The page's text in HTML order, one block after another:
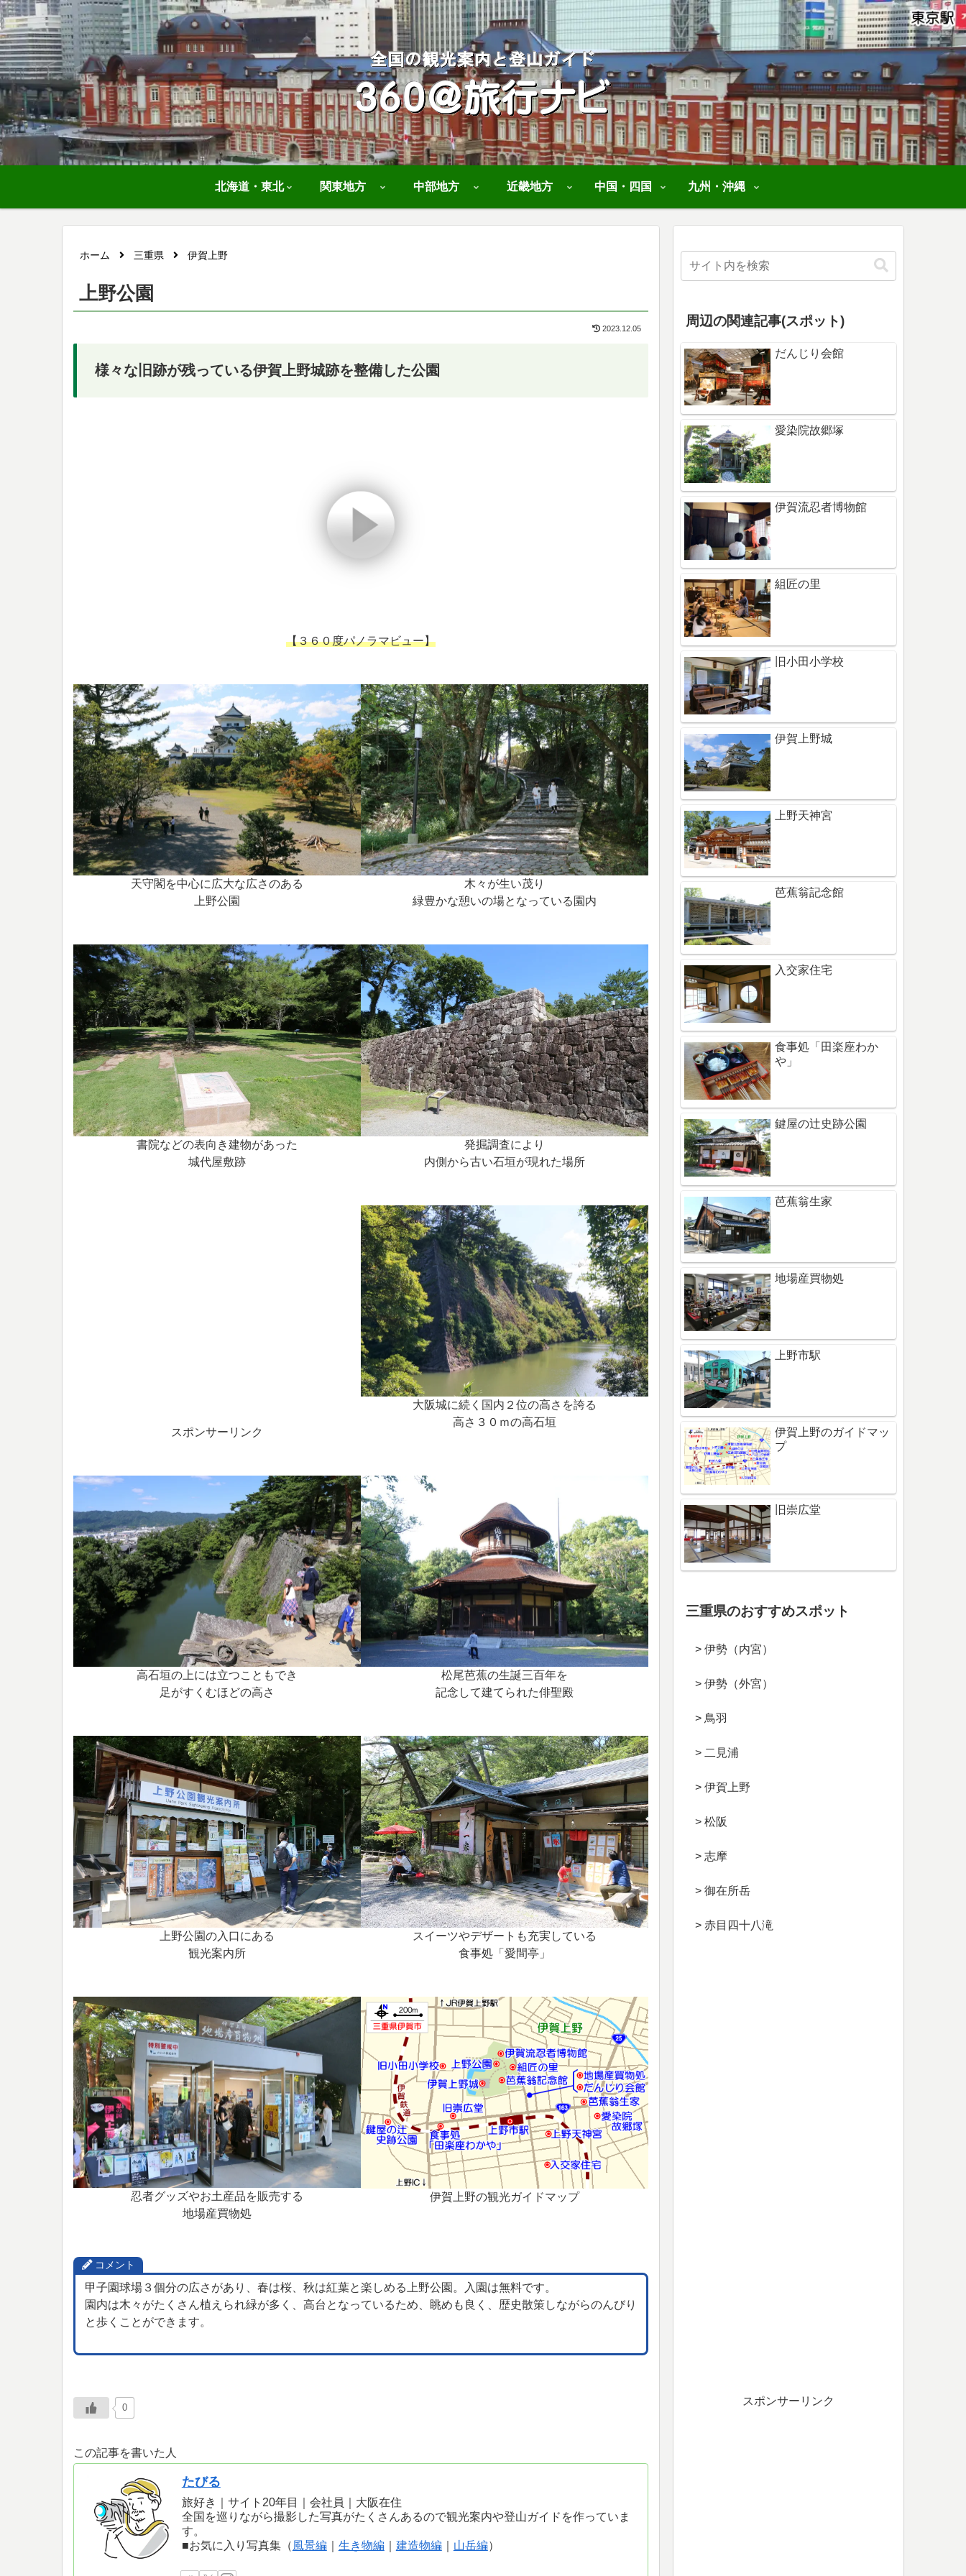
北海道・東北 関東地方 中部地方 近畿地方 中国・四国 九州・沖縄
ホーム 三重県 伊賀上野
上野公園
2023.12.05
様々な旧跡が残っている伊賀上野城跡を整備した公園
【３６０度パノラマビュー】
天守閣を中心に広大な広さのある
上野公園
木々が生い茂り
緑豊かな憩いの場となっている園内
書院などの表向き建物があった
城代屋敷跡
発掘調査により
内側から古い石垣が現れた場所
スポンサーリンク
大阪城に続く国内２位の高さを誇る
高さ３０ｍの高石垣
高石垣の上には立つこともでき
足がすくむほどの高さ
松尾芭蕉の生誕三百年を
記念して建てられた俳聖殿
上野公園の入口にある
観光案内所
スイーツやデザートも充実している
食事処「愛間亭」
忍者グッズやお土産品を販売する
地場産買物処
伊賀上野の観光ガイドマップ
コメント
甲子園球場３個分の広さがあり、春は桜、秋は紅葉と楽しめる上野公園。入園は無料です。
園内は木々がたくさん植えられ緑が多く、高台となっているため、眺めも良く、歴史散策しながらのんびり
と歩くことができます。
0
この記事を書いた人
たびる
旅好き｜サイト20年目｜会社員｜大阪在住
全国を巡りながら撮影した写真がたくさんあるので観光案内や登山ガイドを作っていま
す。
■お気に入り写真集（ 風景編｜ 生き物編｜ 建造物編｜ 山岳編）
周辺の関連記事(スポット)
だんじり会館
愛染院故郷塚
伊賀流忍者博物館
組匠の里
旧小田小学校
伊賀上野城
上野天神宮
芭蕉翁記念館
入交家住宅
食事処「田楽座わか
や」
鍵屋の辻史跡公園
芭蕉翁生家
地場産買物処
上野市駅
伊賀上野のガイドマッ
プ
旧崇広堂
三重県のおすすめスポット
> 伊勢（内宮）
> 伊勢（外宮）
> 鳥羽
> 二見浦
> 伊賀上野
> 松阪
> 志摩
> 御在所岳
> 赤目四十八滝
スポンサーリンク